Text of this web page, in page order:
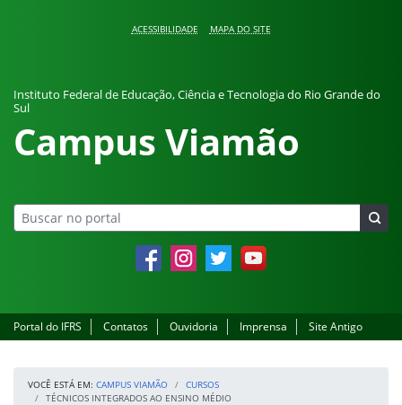
ACESSIBILIDADE MAPA DO SITE
Instituto Federal de Educação, Ciência e Tecnologia do Rio Grande do
Sul
Campus Viamão
FacebookInstagramTwitter YouTube
Portal do IFRS Contatos Ouvidoria Imprensa Site Antigo
VOCÊ ESTÁ EM: CAMPUS VIAMÃO
CURSOS
TÉCNICOS INTEGRADOS AO ENSINO MÉDIO